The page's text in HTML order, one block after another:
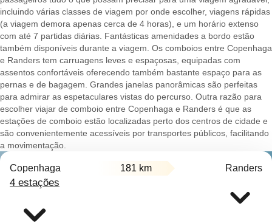
incluindo várias classes de viagem por onde escolher, viagens rápidas
(a viagem demora apenas cerca de 4 horas), e um horário extenso
com até 7 partidas diárias. Fantásticas amenidades a bordo estão
também disponíveis durante a viagem. Os comboios entre Copenhaga
e Randers tem carruagens leves e espaçosas, equipadas com
assentos confortáveis oferecendo também bastante espaço para as
pernas e de bagagem. Grandes janelas panorâmicas são perfeitas
para admirar as espetaculares vistas do percurso. Outra razão para
escolher viajar de comboio entre Copenhaga e Randers é que as
estações de comboio estão localizadas perto dos centros de cidade e
são convenientemente acessíveis por transportes públicos, facilitando
a movimentação.
Copenhaga 181 km Randers
4 estações